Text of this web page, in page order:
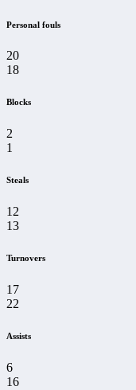
Personal fouls
20
18
Blocks
2
1
Steals
12
13
Turnovers
17
22
Assists
6
16